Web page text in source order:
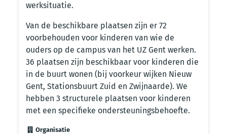
werksituatie.
Van de beschikbare plaatsen zijn er 72
voorbehouden voor kinderen van wie de
ouders op de campus van het UZ Gent werken.
36 plaatsen zijn beschikbaar voor kinderen die
in de buurt wonen (bij voorkeur wijken Nieuw
Gent, Stationsbuurt Zuid en Zwijnaarde). We
hebben 3 structurele plaatsen voor kinderen
met een specifieke ondersteuningsbehoefte.
Organisatie